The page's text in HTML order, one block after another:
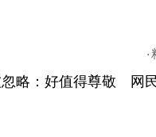
略：好值得尊敬 网